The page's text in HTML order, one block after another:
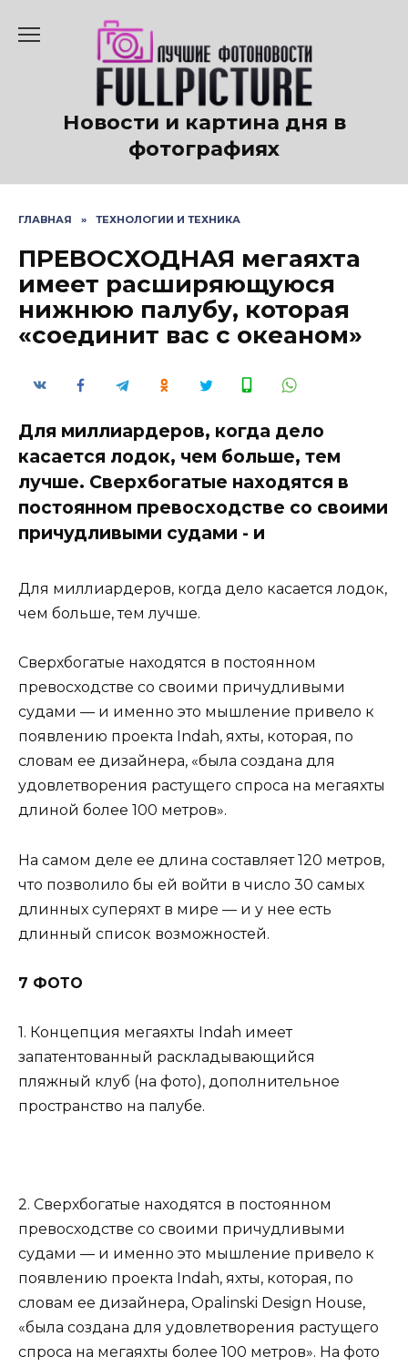
содержанию
Новости и картина дня в
фотографиях
ГЛАВНАЯ » ТЕХНОЛОГИИ И ТЕХНИКА
ПРЕВОСХОДНАЯ мегаяхта
имеет расширяющуюся
нижнюю палубу, которая
«соединит вас с океаном»
Для миллиардеров, когда дело
касается лодок, чем больше, тем
лучше. Сверхбогатые находятся в
постоянном превосходстве со своими
причудливыми судами - и
Для миллиардеров, когда дело касается лодок,
чем больше, тем лучше.
Сверхбогатые находятся в постоянном
превосходстве со своими причудливыми
судами — и именно это мышление привело к
появлению проекта Indah, яхты, которая, по
словам ее дизайнера, «была создана для
удовлетворения растущего спроса на мегаяхты
длиной более 100 метров».
На самом деле ее длина составляет 120 метров,
что позволило бы ей войти в число 30 самых
длинных суперяхт в мире — и у нее есть
длинный список возможностей.
7 ФОТО
1. Концепция мегаяхты Indah имеет
запатентованный раскладывающийся
пляжный клуб (на фото), дополнительное
пространство на палубе.
2. Сверхбогатые находятся в постоянном
превосходстве со своими причудливыми
судами — и именно это мышление привело к
появлению проекта Indah, яхты, которая, по
словам ее дизайнера, Opalinski Design House,
«была создана для удовлетворения растущего
спроса на мегаяхты более 100 метров». На фото